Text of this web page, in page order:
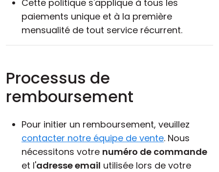
Cette politique s'applique à tous les
paiements unique et à la première
mensualité de tout service récurrent.
Processus de
remboursement
Pour initier un remboursement, veuillez
contacter notre équipe de vente. Nous
nécessitons votre numéro de commande
et l'adresse email utilisée lors de votre